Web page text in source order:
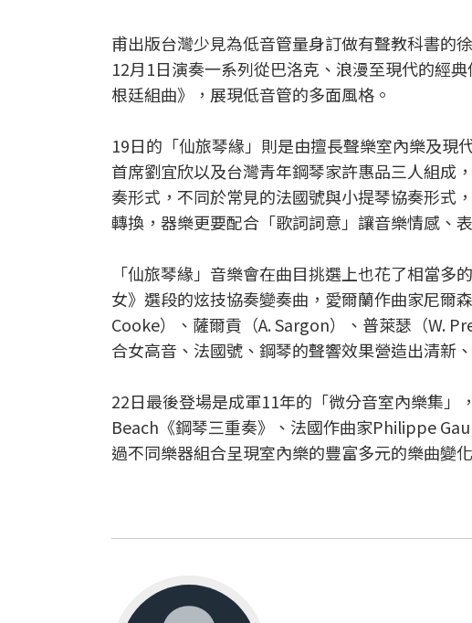
甫出版台灣少見為低音管量身訂做有聲教科書的
12月1日演奏一系列從巴洛克、浪漫至現代的經
根廷組曲》，展現低音管的多面風格。
19日的「仙旅琴緣」則是由擅長聲樂室內樂及現
首席劉宜欣以及台灣青年鋼琴家許惠品三人組成
奏形式，不同於常見的法國號與小提琴協奏形式
轉換，器樂更要配合「歌詞詞意」讓音樂情感、
「仙旅琴緣」音樂會在曲目挑選上也花了相當
女》選段的炫技協奏變奏曲，愛爾蘭作曲家尼爾
Cooke）、薩爾貢（A. Sargon）、普萊瑟（W.
合女高音、法國號、鋼琴的聲響效果營造出清新
22日最後登場是成軍11年的「微分音室內樂集
Beach《鋼琴三重奏》、法國作曲家Philippe
過不同樂器組合呈現室內樂的豐富多元的樂曲變化